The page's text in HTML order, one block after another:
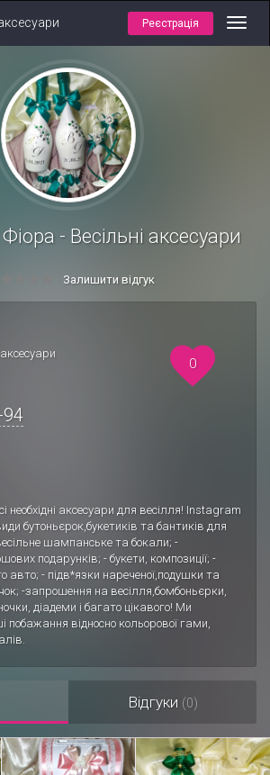
Реєстрація
- Весільні аксесуари
Залишити відгук
необхідні аксесуари для весілля! Instagram
бутоньєрок,букетиків та бантиків для
шампанське та бокали; -
подарунків; - букети, композиції; -
авто; - підв*язки нареченої,подушки та
-запрошення на весілля,бомбоньєрки,
діадеми і багато цікавого! Ми
побажання відносно кольорової гами,
0
Відгуки (0)